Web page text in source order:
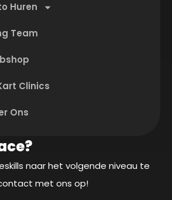
Huren
Team
Clinics
Ons
naar het volgende niveau te
met ons op!